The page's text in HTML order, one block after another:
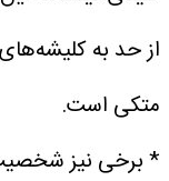
از حد به
متکی است.
* برخی نیز